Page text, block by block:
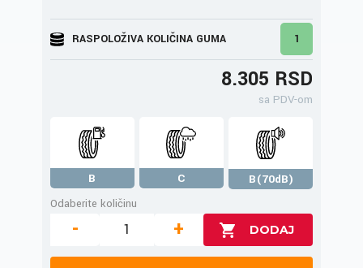
RASPOLOŽIVA KOLIČINA GUMA 1
8.305 RSD
sa PDV-om
B C
B(70dB)
Odaberite količinu
- +